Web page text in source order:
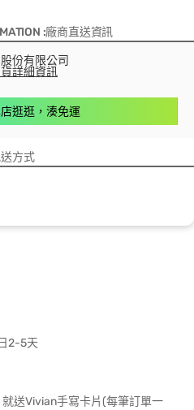
:廠商直送資訊
份有限公司
詳細資訊
逛逛，湊免運
方式
2-5天
送Vivian手寫卡片(每筆訂單一